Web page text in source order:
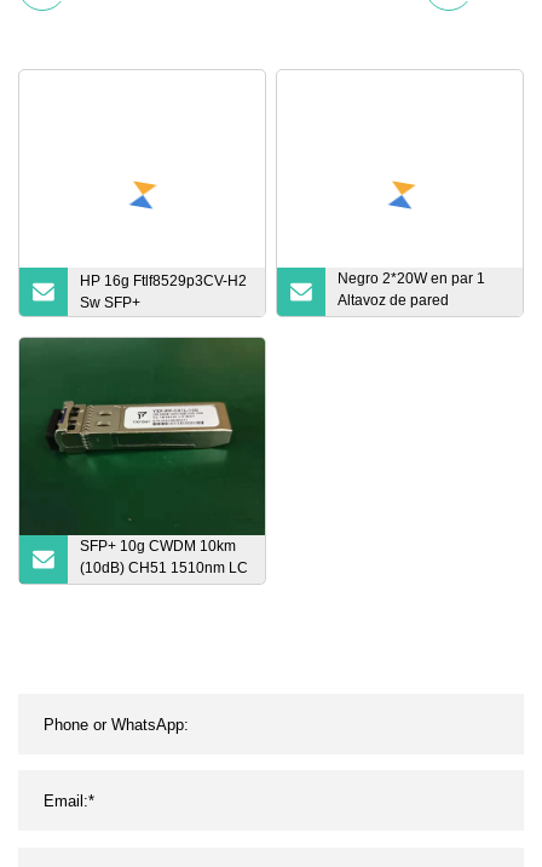
HP 16g Ftlf8529p3CV-H2
Sw SFP+
Negro 2*20W en par 1
Altavoz de pared
Bluetooth activo 1 pasivo
SFP+ 10g CWDM 10km
(10dB) CH51 1510nm LC
Ddm